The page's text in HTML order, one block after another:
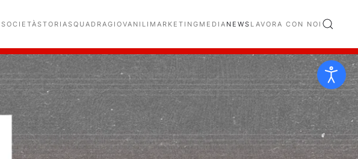
SOCIETÀSTORIASQUADRAGIOVANILI MARKETING MEDIA NEWS LAVORA CON NOI